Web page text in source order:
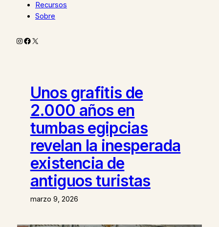
Recursos
Sobre
Instagram
Facebook
X
Unos grafitis de
2.000 años en
tumbas egipcias
revelan la inesperada
existencia de
antiguos turistas
marzo 9, 2026